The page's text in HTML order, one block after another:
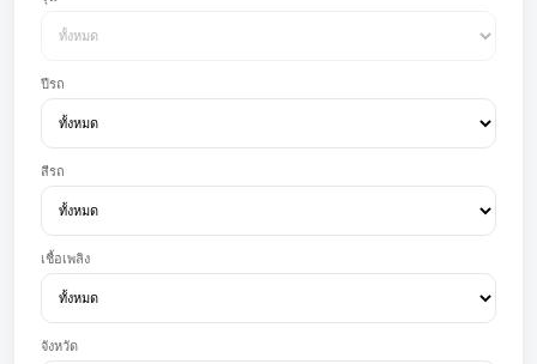
ปีรถ
สีรถ
เชื้อเพลิง
จังหวัด